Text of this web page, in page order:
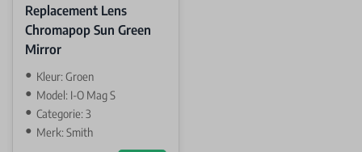
Replacement Lens
Chromapop Sun Green
Mirror
Kleur: Groen
Model: I-O Mag S
Categorie: 3
Merk: Smith